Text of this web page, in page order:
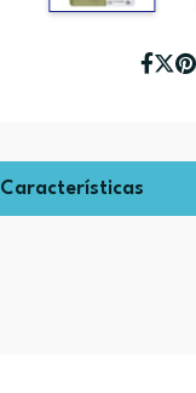
Características